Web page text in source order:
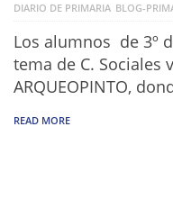
DIARIO DE PRIMARIA BLOG-
Los alumnos de 3º
tema de C. Sociales
ARQUEOPINTO,
READ MORE